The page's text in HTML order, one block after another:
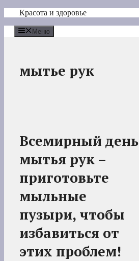
Перейти
содержимому
Красота и здоровье
Меню
мытье рук
Всемирный день
мытья рук –
приготовьте
мыльные
пузыри, чтобы
избавиться от
этих проблем!